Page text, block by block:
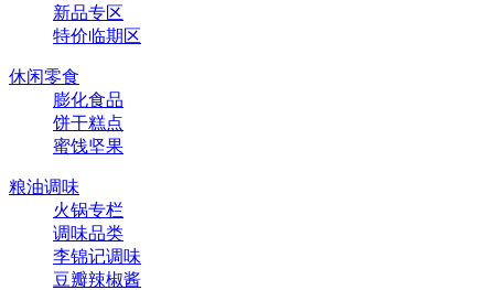
新品专区
特价临期区
休闲零食
膨化食品
饼干糕点
蜜饯坚果
粮油调味
火锅专栏
调味品类
李锦记调味
豆瓣辣椒酱